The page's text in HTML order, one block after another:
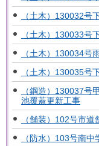
（土木）130032号
（土木）130033号
（土木）130034号
（土木）130035号
（鋼造）130037号
池覆蓋更新工事
（舗装）102号市道
（防水）103号南